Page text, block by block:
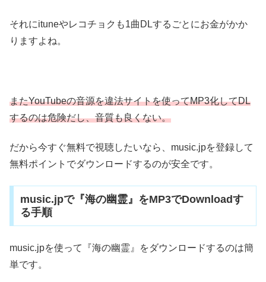
それにituneやレコチョクも1曲DLするごとにお金がかか
りますよね。
またYouTubeの音源を違法サイトを使ってMP3化してDL
するのは危険だし、音質も良くない。
だから今すぐ無料で視聴したいなら、music.jpを登録して
無料ポイントでダウンロードするのが安全です。
music.jpで『海の幽霊』をMP3でDownloadす
る手順
music.jpを使って『海の幽霊』をダウンロードするのは簡
単です。